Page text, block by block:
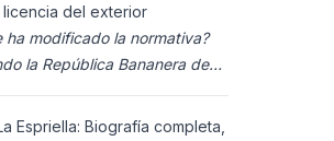
del exterior
ha modificado la normativa?
la República Bananera de
Espriella: Biografía completa,